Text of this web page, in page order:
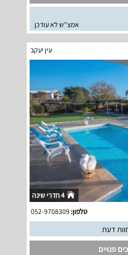
אמצ"ש לא עודכן
עין יעקב
4 חדרי שינה
טלפון:052-9708309
דעת
פנויים